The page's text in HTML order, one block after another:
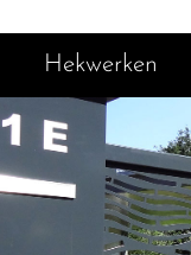
Hekwerken